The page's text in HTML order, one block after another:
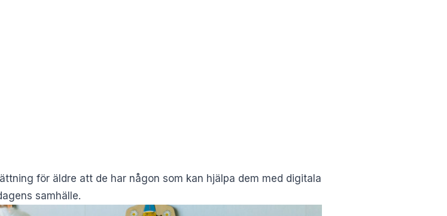
för äldre att de har någon som kan hjälpa dem med digitala
samhälle.